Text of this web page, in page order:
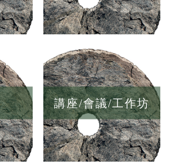
講座/會議/工作坊